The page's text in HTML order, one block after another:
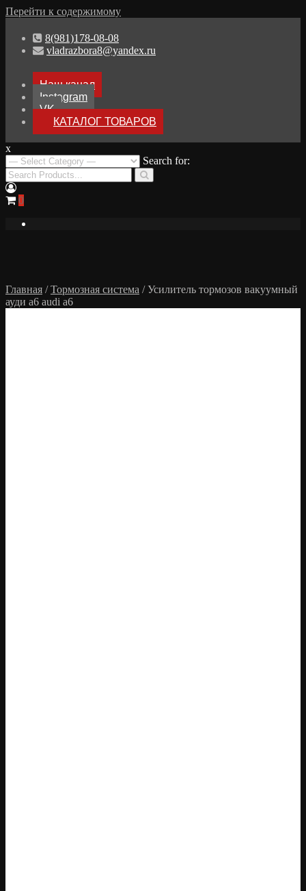
Перейти к содержимому
8(981)178-08-08
vladrazbora8@yandex.ru
Наш канал
Instagram
VK
КАТАЛОГ ТОВАРОВ
Разбор Ауди А8
Разборка Audi A8 D3
x
Search for:
0
Главная /Тормозная система / Усилитель тормозов вакуумный
ауди а6 audi a6